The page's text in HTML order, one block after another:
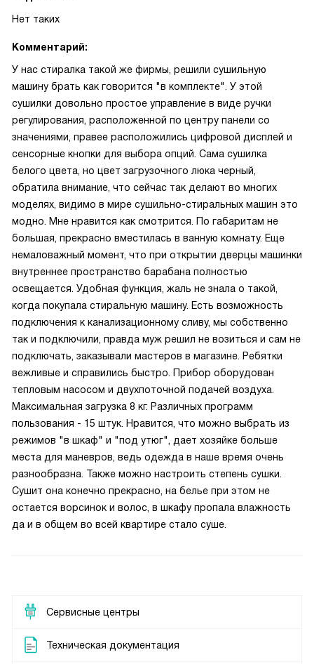
Нет таких
Комментарий:
У нас стиралка такой же фирмы, решили сушильную
машину брать как говорится "в комплекте". У этой
сушилки довольно простое управление в виде ручки
регулирования, расположенной по центру панели со
значениями, правее расположились цифровой дисплей и
сенсорные кнопки для выбора опций. Сама сушилка
белого цвета, но цвет загрузочного люка черный,
обратила внимание, что сейчас так делают во многих
моделях, видимо в мире сушильно-стиральных машин это
модно. Мне нравится как смотрится. По габаритам не
большая, прекрасно вместилась в ванную комнату. Еще
немаловажный момент, что при открытии дверцы машинки
внутреннее пространство барабана полностью
освещается. Удобная функция, жаль не знала о такой,
когда покупала стиральную машину. Есть возможность
подключения к канализационному сливу, мы собственно
так и подключили, правда муж решил не возиться и сам не
подключать, заказывали мастеров в магазине. Ребятки
вежливые и справились быстро. Прибор оборудован
тепловым насосом и двухпоточной подачей воздуха.
Максимальная загрузка 8 кг. Различных программ
пользования - 15 штук. Нравится, что можно выбрать из
режимов "в шкаф" и "под утюг", дает хозяйке больше
места для маневров, ведь одежда в наше время очень
разнообразна. Также можно настроить степень сушки.
Сушит она конечно прекрасно, на белье при этом не
остается ворсинок и волос, в шкафу пропала влажность
да и в общем во всей квартире стало суше.
Сервисные центры
Техническая документация